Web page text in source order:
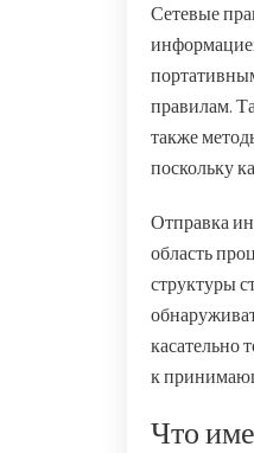
Сетевые
правилам.
также
поскольку
Отправка
область
структуры
касательно
к
Что